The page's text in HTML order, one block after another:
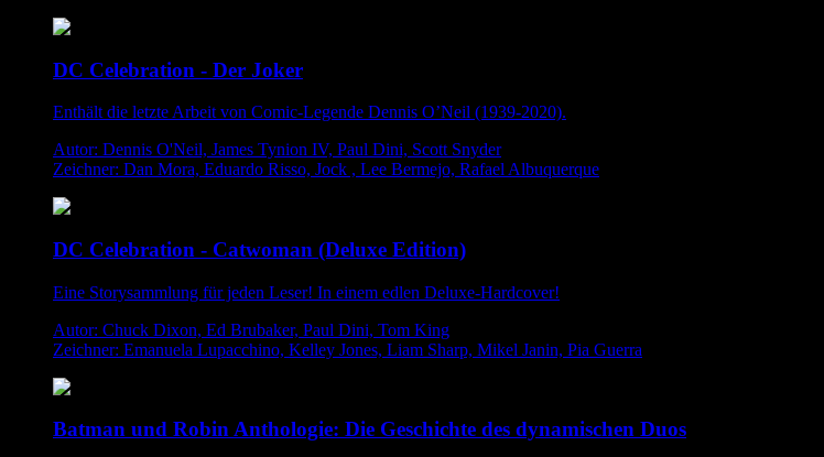
DC Celebration - Der Joker
Enthält die letzte Arbeit von Comic-Legende Dennis O’Neil (1939-2020).
Autor: Dennis O'Neil, James Tynion IV, Paul Dini, Scott Snyder
Zeichner: Dan Mora, Eduardo Risso, Jock , Lee Bermejo, Rafael Albuquerque
DC Celebration - Catwoman (Deluxe Edition)
Eine Storysammlung für jeden Leser! In einem edlen Deluxe-Hardcover!
Autor: Chuck Dixon, Ed Brubaker, Paul Dini, Tom King
Zeichner: Emanuela Lupacchino, Kelley Jones, Liam Sharp, Mikel Janin, Pia Guerra
Batman und Robin Anthologie: Die Geschichte des dynamischen Duos